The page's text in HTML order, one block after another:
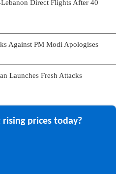
Direct Flights After 40
Against PM Modi Apologises
Launches Fresh Attacks
prices today?